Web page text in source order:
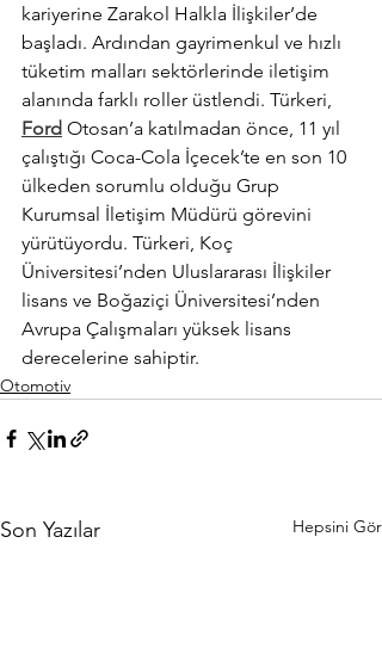
kariyerine Zarakol Halkla İlişkiler’de
başladı. Ardından gayrimenkul ve hızlı
tüketim malları sektörlerinde iletişim
alanında farklı roller üstlendi. Türkeri,
Ford Otosan’a katılmadan önce, 11 yıl
çalıştığı Coca-Cola İçecek’te en son 10
ülkeden sorumlu olduğu Grup
Kurumsal İletişim Müdürü görevini
yürütüyordu. Türkeri, Koç
Üniversitesi’nden Uluslararası İlişkiler
lisans ve Boğaziçi Üniversitesi’nden
Avrupa Çalışmaları yüksek lisans
derecelerine sahiptir.
Otomotiv
Son Yazılar Hepsini Gör